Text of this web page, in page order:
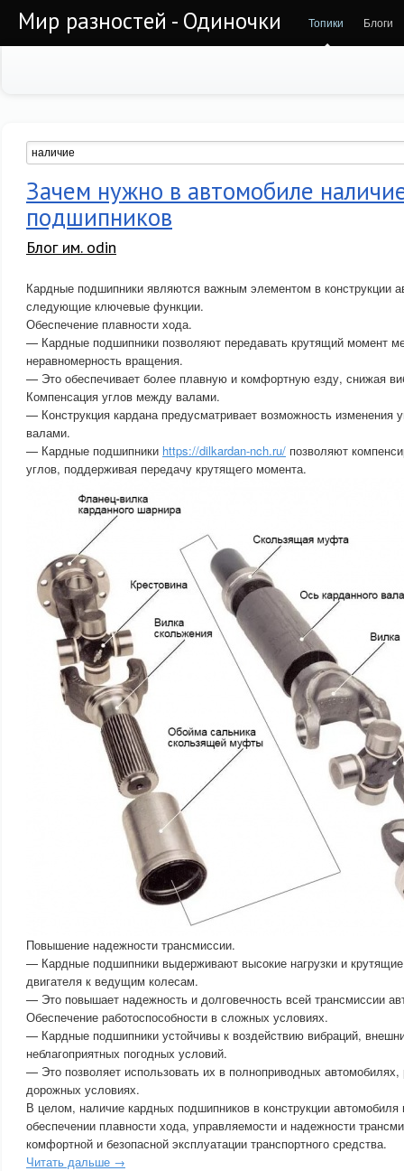
Мир разностей - Одиночки Топики Блоги
Зачем нужно в автомобиле
подшипников
Блог им. odin
Кардные подшипники являются важным элементом в конструкции
следующие ключевые функции.
Обеспечение плавности хода.
— Кардные подшипники позволяют передавать крутящий момент
неравномерность вращения.
— Это обеспечивает более плавную и комфортную езду, снижая
Компенсация углов между валами.
— Конструкция кардана предусматривает возможность
валами.
— Кардные подшипники https://dilkardan-nch.ru/ позволяют
углов, поддерживая передачу крутящего момента.
Повышение надежности трансмиссии.
— Кардные подшипники выдерживают высокие нагрузки и
двигателя к ведущим колесам.
— Это повышает надежность и долговечность всей трансмиссии
Обеспечение работоспособности в сложных условиях.
— Кардные подшипники устойчивы к воздействию вибраций,
неблагоприятных погодных условий.
— Это позволяет использовать их в полноприводных
дорожных условиях.
В целом, наличие кардных подшипников в конструкции
обеспечении плавности хода, управляемости и надежности
комфортной и безопасной эксплуатации транспортного средства.
Читать дальше →